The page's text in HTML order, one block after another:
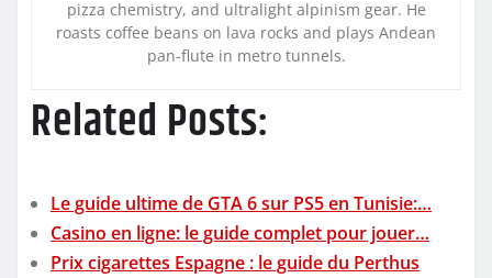
pizza chemistry, and ultralight alpinism gear. He
roasts coffee beans on lava rocks and plays Andean
pan-flute in metro tunnels.
Related Posts:
Le guide ultime de GTA 6 sur PS5 en Tunisie:…
Casino en ligne: le guide complet pour jouer…
Prix cigarettes Espagne : le guide du Perthus